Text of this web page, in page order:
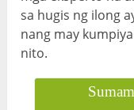
sa hugis ng ilong
nang may
nito.